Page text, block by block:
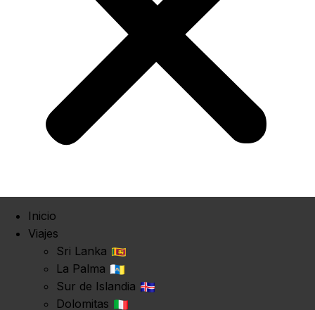
Inicio
Viajes
Sri Lanka
La Palma
Sur de Islandia
Dolomitas